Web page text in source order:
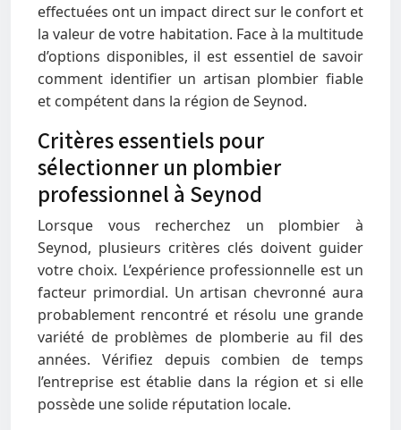
effectuées ont un impact direct sur le confort et
la valeur de votre habitation. Face à la multitude
d’options disponibles, il est essentiel de savoir
comment identifier un artisan plombier fiable
et compétent dans la région de Seynod.
Critères essentiels pour
sélectionner un plombier
professionnel à Seynod
Lorsque vous recherchez un plombier à
Seynod, plusieurs critères clés doivent guider
votre choix. L’expérience professionnelle est un
facteur primordial. Un artisan chevronné aura
probablement rencontré et résolu une grande
variété de problèmes de plomberie au fil des
années. Vérifiez depuis combien de temps
l’entreprise est établie dans la région et si elle
possède une solide réputation locale.